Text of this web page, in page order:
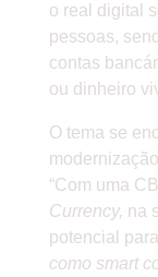
o real digital
pessoas,
contas
ou dinheiro
O tema se
“Com uma
Currency, na
potencial
como smart